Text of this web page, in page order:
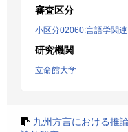
審査区分
小区分02060:言語学関連
研究機関
立命館大学
九州方言における推